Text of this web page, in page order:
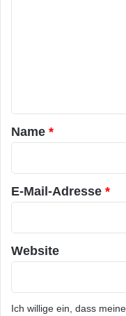
a
r
*
Name *
E-Mail-Adresse *
Website
Ich willige ein, dass